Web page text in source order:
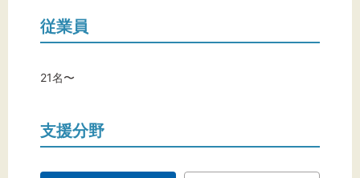
従業員
21名〜
支援分野